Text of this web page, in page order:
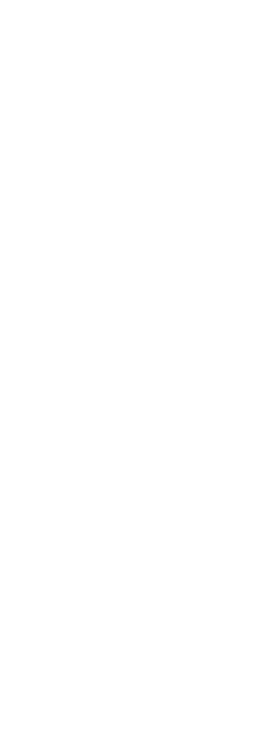
社の共同利用者
」に記載されて
はありません。
年1月12日よ
ない年数を意
ムロン制御